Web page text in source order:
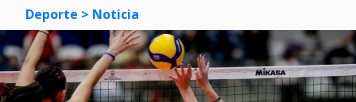
Deporte > Noticia